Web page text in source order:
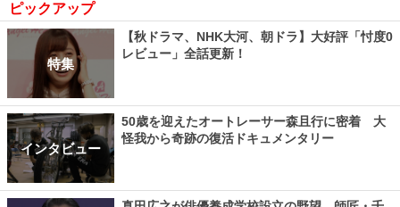
ピックアップ
特集
【秋ドラマ、NHK大河、朝ドラ】大好評「忖度0
レビュー」全話更新！
インタビュー
50歳を迎えたオートレーサー森且行に密着 大
怪我から奇跡の復活ドキュメンタリー